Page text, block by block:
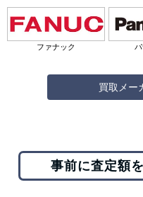
ファナック
買取メー
事前に査定額